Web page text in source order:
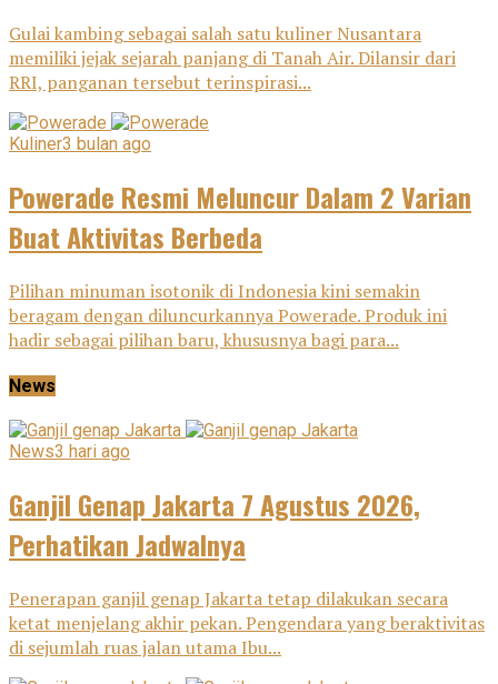
Gulai kambing sebagai salah satu kuliner Nusantara
memiliki jejak sejarah panjang di Tanah Air. Dilansir dari
RRI, panganan tersebut terinspirasi...
Kuliner3 bulan ago
Powerade Resmi Meluncur Dalam 2 Varian
Buat Aktivitas Berbeda
Pilihan minuman isotonik di Indonesia kini semakin
beragam dengan diluncurkannya Powerade. Produk ini
hadir sebagai pilihan baru, khususnya bagi para...
News
News3 hari ago
Ganjil Genap Jakarta 7 Agustus 2026,
Perhatikan Jadwalnya
Penerapan ganjil genap Jakarta tetap dilakukan secara
ketat menjelang akhir pekan. Pengendara yang beraktivitas
di sejumlah ruas jalan utama Ibu...